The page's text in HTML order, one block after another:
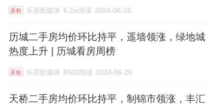
原创 乐居新媒体 6.2w阅读 2024-06-26
历城二手房均价环比持平，遥墙领涨，绿地城
热度上升 | 历城看房周榜
原创 乐居新媒体 6502阅读 2024-06-26
天桥二手房均价环比持平，制锦市领涨，丰汇